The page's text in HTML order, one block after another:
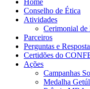
Conselho de Ética
Atividades
Cerimonial de
Parceiros
Perguntas e
Certidões do
Ações
Campanhas
Medalha